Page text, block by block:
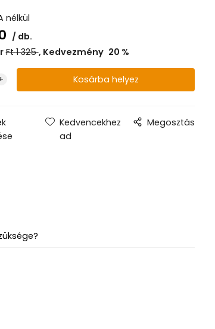
nélkül
db.
Ft1 325 Kedvezmény 20 %
Kedvencekhez
ad
Megosztás